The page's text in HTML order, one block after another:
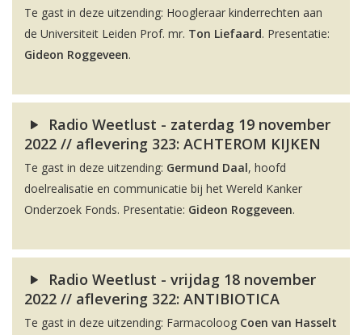
Te gast in deze uitzending: Hoogleraar kinderrechten aan
de Universiteit Leiden Prof. mr. Ton Liefaard. Presentatie:
Gideon Roggeveen.
Radio Weetlust - zaterdag 19 november
2022 // aflevering 323: ACHTEROM KIJKEN
Te gast in deze uitzending: Germund Daal, hoofd
doelrealisatie en communicatie bij het Wereld Kanker
Onderzoek Fonds. Presentatie: Gideon Roggeveen.
Radio Weetlust - vrijdag 18 november
2022 // aflevering 322: ANTIBIOTICA
Te gast in deze uitzending: Farmacoloog Coen van Hasselt